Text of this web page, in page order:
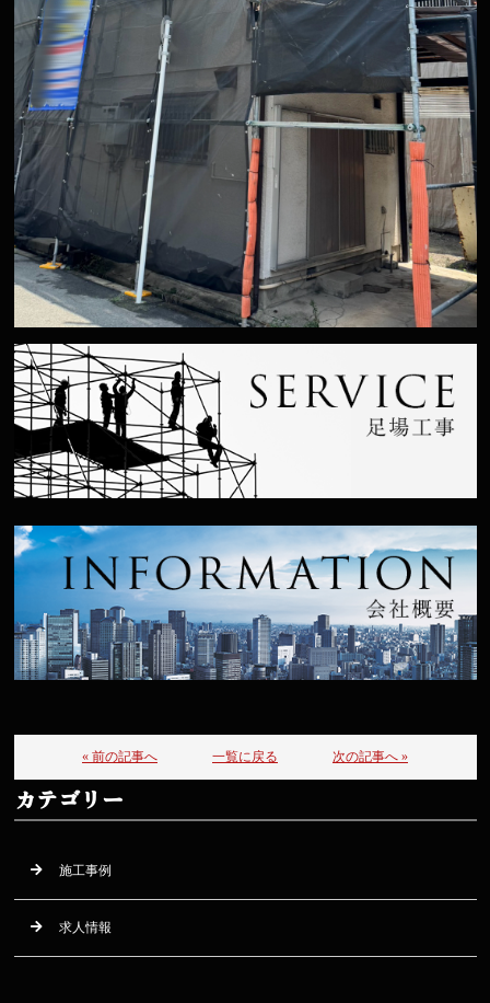
« 前の記事へ 一覧に戻る 次の記事へ »
カテゴリー
施工事例
求人情報